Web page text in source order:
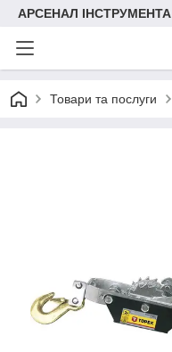
АРСЕНАЛ ІНСТРУМЕНТА
Товари та послуги